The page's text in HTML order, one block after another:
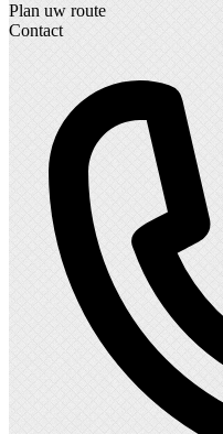
Plan uw route
Contact